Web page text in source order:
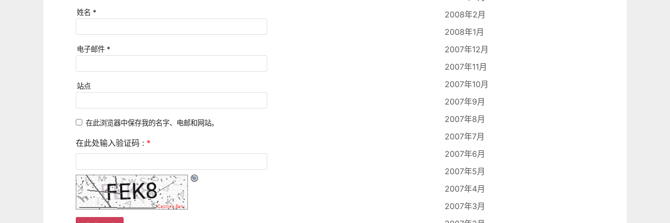
姓名 *
电子邮件 *
站点
在此浏览器中保存我的名字、电邮和网站。
在此处输入验证码 : *
2008年2月
2008年1月
2007年12月
2007年11月
2007年10月
2007年9月
2007年8月
2007年7月
2007年6月
2007年5月
2007年4月
2007年3月